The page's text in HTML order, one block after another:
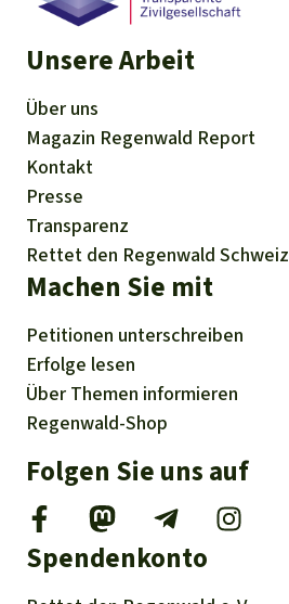
Unsere Arbeit
Über uns
Magazin Regenwald Report
Kontakt
Presse
Transparenz
Rettet den Regenwald Schweiz
Machen Sie mit
Petitionen unterschreiben
Erfolge lesen
Über Themen informieren
Regenwald-Shop
Folgen Sie uns auf
Spendenkonto